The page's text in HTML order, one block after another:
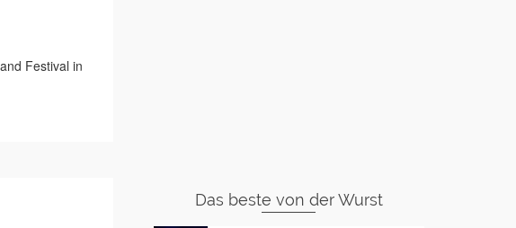
Festival in
Das beste von der Wurst